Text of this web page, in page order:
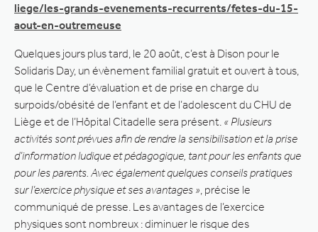
liege/les-grands-evenements-recurrents/fetes-du-15-
aout-en-outremeuse
Quelques jours plus tard, le 20 août, c’est à Dison pour le
Solidaris Day, un évènement familial gratuit et ouvert à tous,
que le Centre d’évaluation et de prise en charge du
surpoids/obésité de l’enfant et de l’adolescent du CHU de
Liège et de l’Hôpital Citadelle sera présent. « Plusieurs
activités sont prévues afin de rendre la sensibilisation et la prise
d’information ludique et pédagogique, tant pour les enfants que
pour les parents. Avec également quelques conseils pratiques
sur l’exercice physique et ses avantages » , précise le
communiqué de presse. Les avantages de l’exercice
physiques sont nombreux : diminuer le risque des